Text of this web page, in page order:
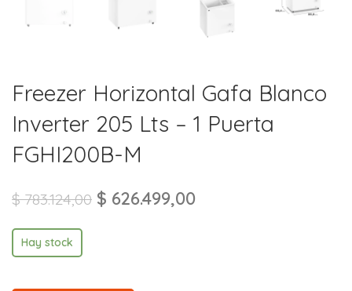
Freezer Horizontal Gafa Blanco
Inverter 205 Lts – 1 Puerta
FGHI200B-M
$783.124,00 $ 626.499,00
Hay stock